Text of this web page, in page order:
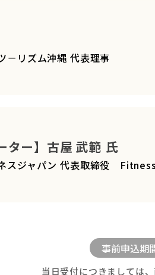
－リズム沖縄 代表理事
ター】古屋 武範 氏
ネスジャパン 代表取締役
当日受付につきましては